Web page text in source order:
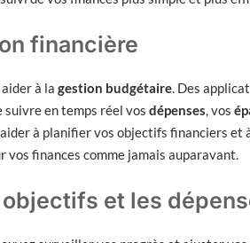
financière
à la gestion budgétaire. Des
en temps réel vos dépenses, vos
à planifier vos objectifs financiers
finances comme jamais auparavant.
et les